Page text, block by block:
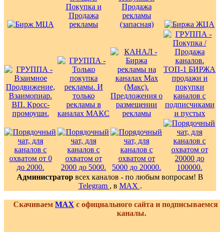
Администратор всех каналов - по любым вопросам! В
Telegram , в MAX .
Скачиваем MAX с официального сайта и
каналы.